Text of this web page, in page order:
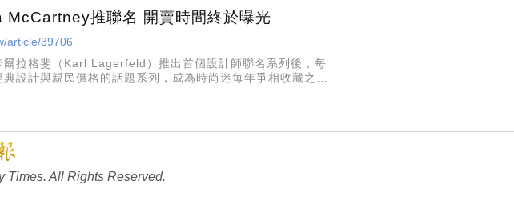
推聯名 開賣時間終於曝光
article/39706
拉格斐（Karl Lagerfeld）推出首個設計師聯名系列後，每
設計與親民價格的話題系列，成為時尚迷每年爭相收藏之
Times. All Rights Reserved.